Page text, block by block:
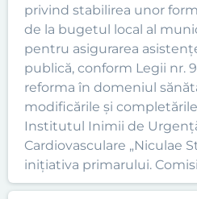
privind stabilirea unor
de la bugetul local al
pentru asigurarea
publică, conform Legii nr.
reforma în domeniul
modificările și
Institutul Inimii de
Cardiovasculare „Niculae
inițiativa primarului.